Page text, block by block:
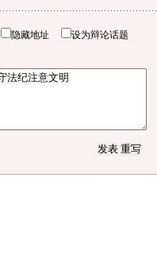
隐藏地址 设为辩论话题